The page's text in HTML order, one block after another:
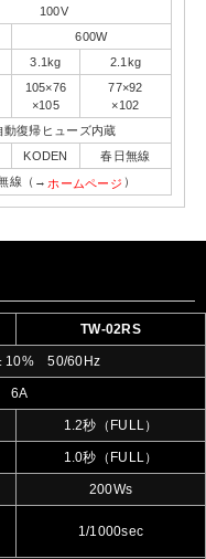
100V
600W
3.1kg 2.1kg
105×76
×105
77×92
×102
動復帰ヒューズ内蔵
KODEN
春日無線
線（→ ホームページ ）
TW-02RS
10% 50/60Hz
6A
1.2秒（FULL）
1.0秒（FULL）
200Ws
1/1000sec